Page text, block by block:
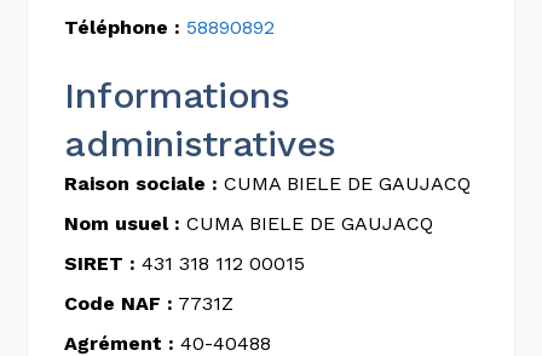
Téléphone : 58890892
Informations
administratives
Raison sociale : CUMA BIELE DE GAUJACQ
Nom usuel : CUMA BIELE DE GAUJACQ
SIRET : 431 318 112 00015
Code NAF : 7731Z
Agrément : 40-40488